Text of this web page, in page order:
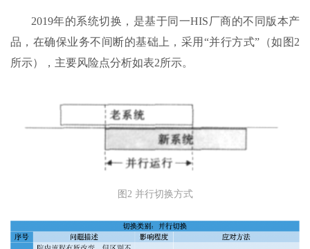
2019年的系统切换，是基于同一HIS厂商的不同版本产
品，在确保业务不间断的基础上，采用“并行方式”（如图2
所示），主要风险点分析如表2所示。
图2 并行切换方式